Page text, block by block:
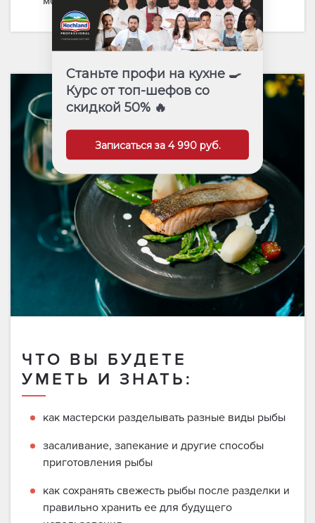
ЧТО ВЫ БУДЕТЕ
УМЕТЬ И ЗНАТЬ:
как мастерски разделывать разные виды рыбы
засаливание, запекание и другие способы
приготовления рыбы
как сохранять свежесть рыбы после разделки и
правильно хранить ее для будущего
Станьте профи на кухне 🍳
Курс от топ-шефов со
скидкой 50% 🔥
Записаться за 4 990 руб.